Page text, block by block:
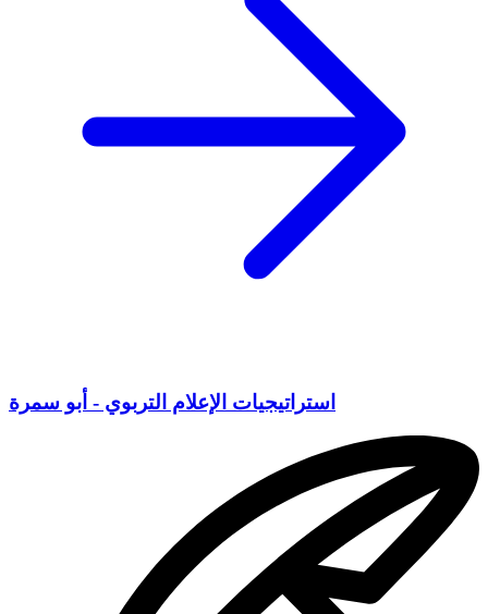
استراتيجيات الإعلام التربوي - أبو سمرة